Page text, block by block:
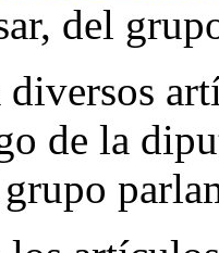
del
diversos
de la